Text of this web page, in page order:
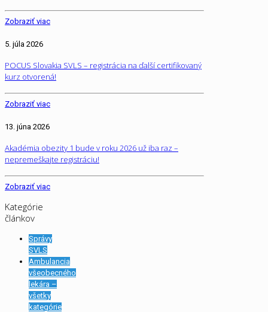
Zobraziť viac
5. júla 2026
POCUS Slovakia SVLS – registrácia na ďalší certifikovaný
kurz otvorená!
Zobraziť viac
13. júna 2026
Akadémia obezity 1 bude v roku 2026 už iba raz –
nepremeškajte registráciu!
Zobraziť viac
Kategórie
článkov
Správy
SVLS
Ambulancia
všeobecného
lekára –
všetky
kategórie